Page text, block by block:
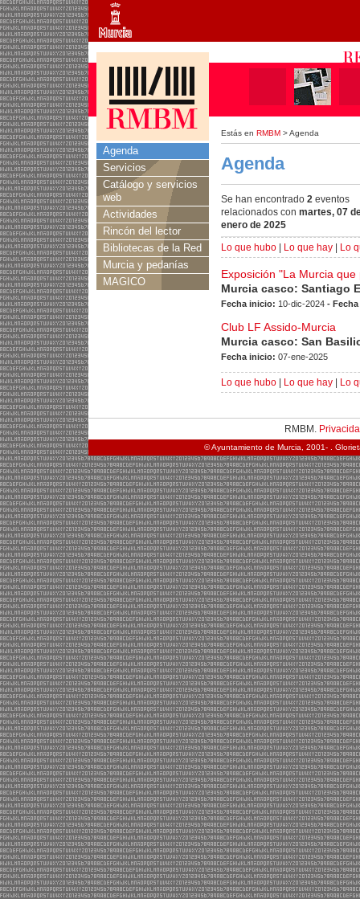
Estás en RMBM > Agenda
Agenda
Servicios
Catálogo y servicios
web
Actividades
Rincón del lector
Bibliotecas de la Red
Murcia y pedanías
MAGICO
Agenda
Se han encontrado 2 eventos
relacionados con martes, 07
enero de 2025
Lo que hubo
Lo que hay Lo
Exposición "La Murcia que
Murcia casco: Santiago
Fecha inicio: 10-dic-2024 -
Club LF Assido-Murcia
Murcia casco: San
Fecha inicio: 07-ene-2025
Lo que hubo Lo que hay Lo
RMBM.
© Ayuntamiento de Murcia, 2001- .